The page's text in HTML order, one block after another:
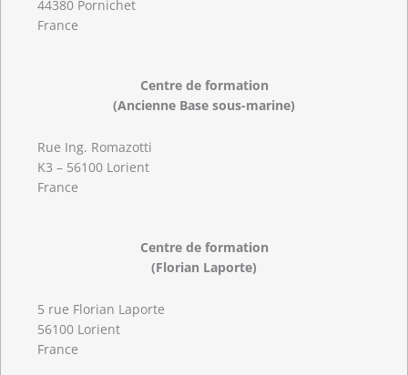
44380 Pornichet
France
Centre de formation
(Ancienne Base sous-marine)
Rue Ing. Romazotti
K3 – 56100 Lorient
France
Centre de formation
(Florian Laporte)
5 rue Florian Laporte
56100 Lorient
France